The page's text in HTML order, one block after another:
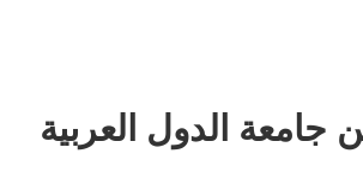
الدول العربية